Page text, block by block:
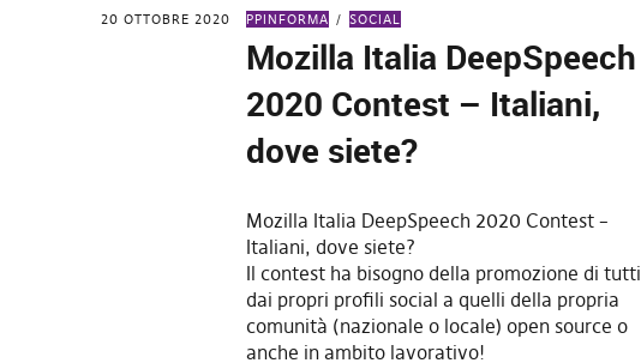
20 OTTOBRE 2020 PPINFORMA SOCIAL
Mozilla Italia DeepSpeech
2020 Contest – Italiani,
dove siete?
Mozilla Italia DeepSpeech 2020 Contest –
Italiani, dove siete?
Il contest ha bisogno della promozione di tutti
dai propri profili social a quelli della propria
comunità (nazionale o locale) open source o
anche in ambito lavorativo!